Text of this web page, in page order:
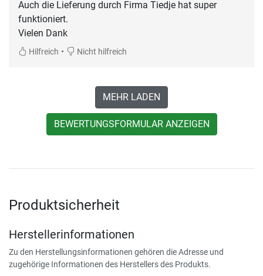
Auch die Lieferung durch Firma Tiedje hat super
funktioniert.
Vielen Dank
Hilfreich • Nicht hilfreich
MEHR LADEN
BEWERTUNGSFORMULAR ANZEIGEN
Produktsicherheit
Herstellerinformationen
Zu den Herstellungsinformationen gehören die Adresse und
zugehörige Informationen des Herstellers des Produkts.